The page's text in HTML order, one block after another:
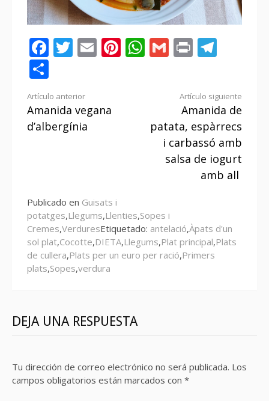
Facebook
Twitter
EmailPinterest
WhatsApp
Gmail
Print
Seguir
leyendo
Artículo anterior
Amanida vegana
d’albergínia
Artículo siguiente
Amanida de
patata, espàrrecs
i carbassó amb
salsa de iogurt
amb all
Publicado en Guisats i
potatges,Llegums,Llenties,Sopes i
Cremes,VerduresEtiquetado: antelació,Àpats d'un
sol plat,Cocotte,DIETA,Llegums,Plat principal,Plats
de cullera,Plats per un euro per ració,Primers
plats,Sopes,verdura
DEJA UNA RESPUESTA
Tu dirección de correo electrónico no será publicada. Los
campos obligatorios están marcados con *